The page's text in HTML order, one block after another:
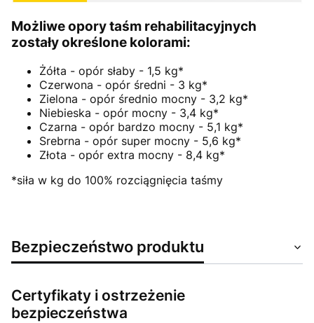
Możliwe opory taśm rehabilitacyjnych
zostały określone kolorami:
Żółta - opór słaby - 1,5 kg*
Czerwona - opór średni - 3 kg*
Zielona - opór średnio mocny - 3,2 kg*
Niebieska - opór mocny - 3,4 kg*
Czarna - opór bardzo mocny - 5,1 kg*
Srebrna - opór super mocny - 5,6 kg*
Złota - opór extra mocny - 8,4 kg*
*siła w kg do 100% rozciągnięcia taśmy
Bezpieczeństwo produktu
Certyfikaty i ostrzeżenie
bezpieczeństwa